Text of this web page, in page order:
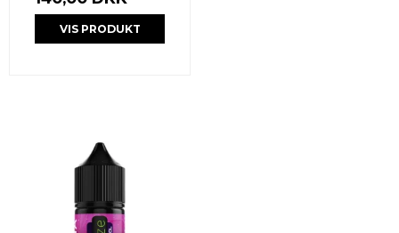
VIS PRODUKT